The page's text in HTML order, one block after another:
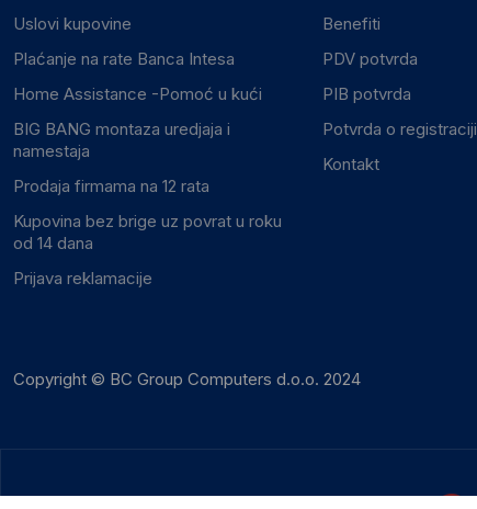
Uslovi kupovine
Plaćanje na rate Banca Intesa
Home Assistance -Pomoć u kući
BIG BANG montaza uredjaja i
namestaja
Prodaja firmama na 12 rata
Kupovina bez brige uz povrat u roku
od 14 dana
Prijava reklamacije
Benefiti
PDV potvrda
PIB potvrda
Potvrda o registraciji
Kontakt
Copyright © BC Group Computers d.o.o. 2024